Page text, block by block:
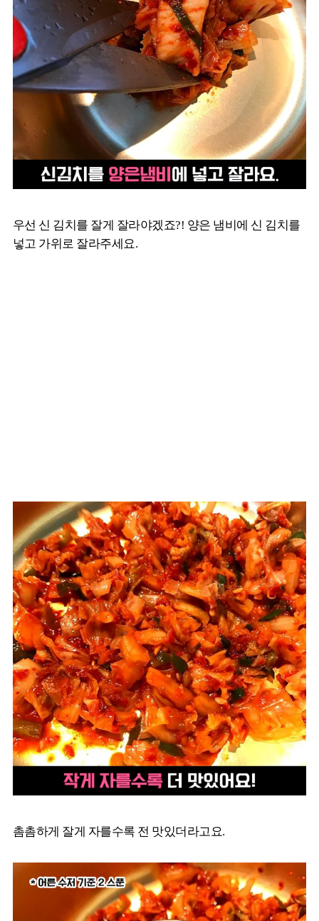
우선 신 김치를 잘게 잘라야겠죠?! 양은 냄비에 신 김치를
넣고 가위로 잘라주세요.
촘촘하게 잘게 자를수록 전 맛있더라고요.